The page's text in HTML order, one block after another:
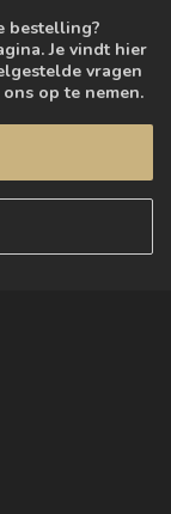
bestelling?
Je vindt hier
vragen
op te nemen.